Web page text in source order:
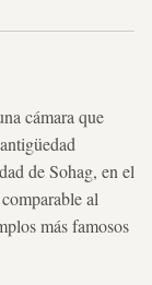
cámara que
de Sohag, en el
al
más famosos